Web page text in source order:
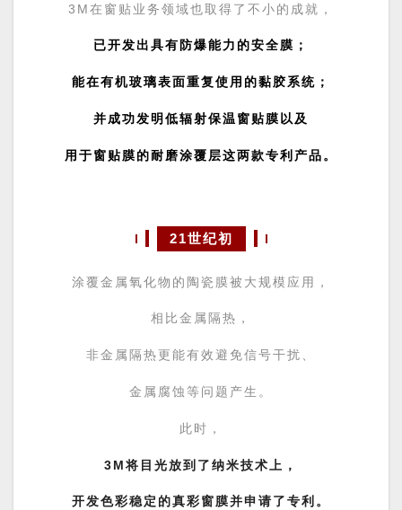
3M在窗贴业务领域也取得了不小的成就，
已开发出具有防爆能力的安全膜；
能在有机玻璃表面重复使用的黏胶系统；
并成功发明低辐射保温窗贴膜以及
用于窗贴膜的耐磨涂覆层这两款专利产品。
21世纪初
涂覆金属氧化物的陶瓷膜被大规模应用，
相比金属隔热，
非金属隔热更能有效避免信号干扰、
金属腐蚀等问题产生。
此时，
3M将目光放到了纳米技术上，
开发色彩稳定的真彩窗膜并申请了专利。